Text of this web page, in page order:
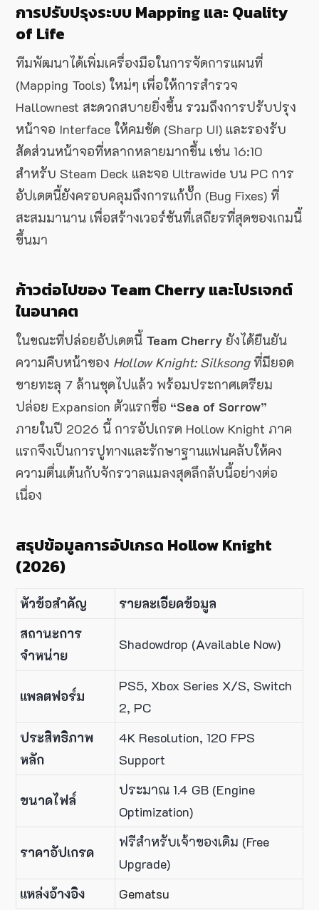
การปรับปรุงระบบ Mapping และ Quality
of Life
ทีมพัฒนาได้เพิ่มเครื่องมือในการจัดการแผนที่
(Mapping Tools) ใหม่ๆ เพื่อให้การสำรวจ
Hallownest สะดวกสบายยิ่งขึ้น รวมถึงการปรับปรุง
หน้าจอ Interface ให้คมชัด (Sharp UI) และรองรับ
สัดส่วนหน้าจอที่หลากหลายมากขึ้น เช่น 16:10
สำหรับ Steam Deck และจอ Ultrawide บน PC การ
อัปเดตนี้ยังครอบคลุมถึงการแก้บั๊ก (Bug Fixes) ที่
สะสมมานาน เพื่อสร้างเวอร์ชันที่เสถียรที่สุดของเกมนี้
ขึ้นมา
ก้าวต่อไปของ Team Cherry และโปรเจกต์
ในอนาคต
ในขณะที่ปล่อยอัปเดตนี้ Team Cherry ยังได้ยืนยัน
ความคืบหน้าของ Hollow Knight: Silksongที่มียอด
ขายทะลุ 7 ล้านชุดไปแล้ว พร้อมประกาศเตรียม
ปล่อย Expansion ตัวแรกชื่อ “Sea of Sorrow”
ภายในปี 2026 นี้ การอัปเกรด Hollow Knight ภาค
แรกจึงเป็นการปูทางและรักษาฐานแฟนคลับให้คง
ความตื่นเต้นกับจักรวาลแมลงสุดลึกลับนี้อย่างต่อ
เนื่อง
สรุปข้อมูลการอัปเกรด Hollow Knight
(2026)
หัวข้อสำคัญ
รายละเอียดข้อมูล
สถานะการ
จำหน่าย
Shadowdrop (Available Now)
แพลตฟอร์ม
PS5, Xbox Series X/S, Switch
2, PC
ประสิทธิภาพ
หลัก
4K Resolution, 120 FPS
Support
ขนาดไฟล์
ประมาณ 1.4 GB (Engine
Optimization)
ราคาอัปเกรด
ฟรีสำหรับเจ้าของเดิม (Free
Upgrade)
แหล่งอ้างอิง
Gematsu